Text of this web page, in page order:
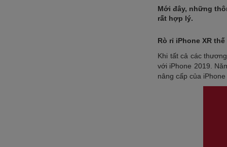
Mới đây, những
rất hợp lý.
Rò rỉ iPhone XR
Khi tất cả các
với iPhone 2019.
nâng cấp của iPhone